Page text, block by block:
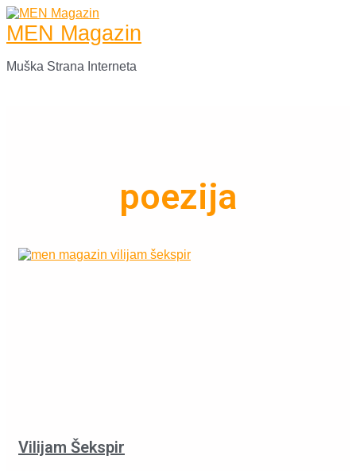
Skip
to
content
MEN Magazin
Muška Strana Interneta
poezija
Vilijam Šekspir